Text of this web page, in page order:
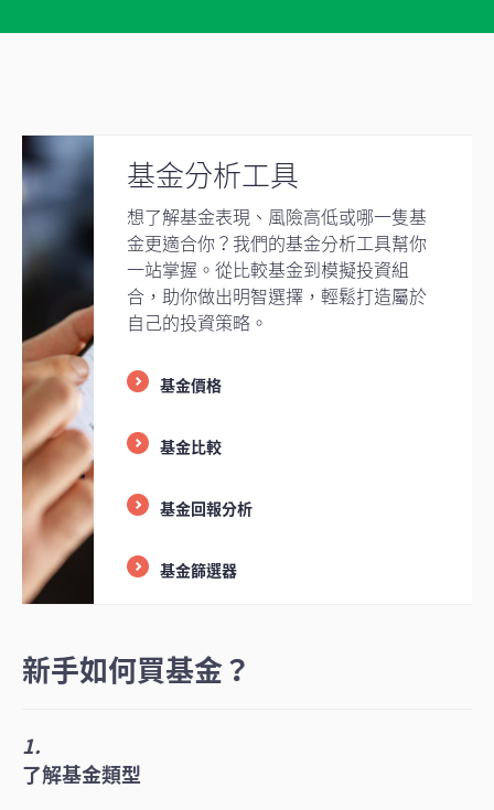
基金分析工具
想了解基金表現、風險高低或哪一隻基
金更適合你？我們的基金分析工具幫你
一站掌握。從比較基金到模擬投資組
合，助你做出明智選擇，輕鬆打造屬於
自己的投資策略。
基金價格
基金比較
基金回報分析
基金篩選器
新手如何買基金？
1.
了解基金類型